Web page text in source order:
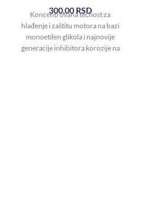
300,00 RSD
Koncentrovana tečnost za
hlađenje i zaštitu motora na bazi
monoetilen glikola i najnovije
generacije inhibitora korozije na